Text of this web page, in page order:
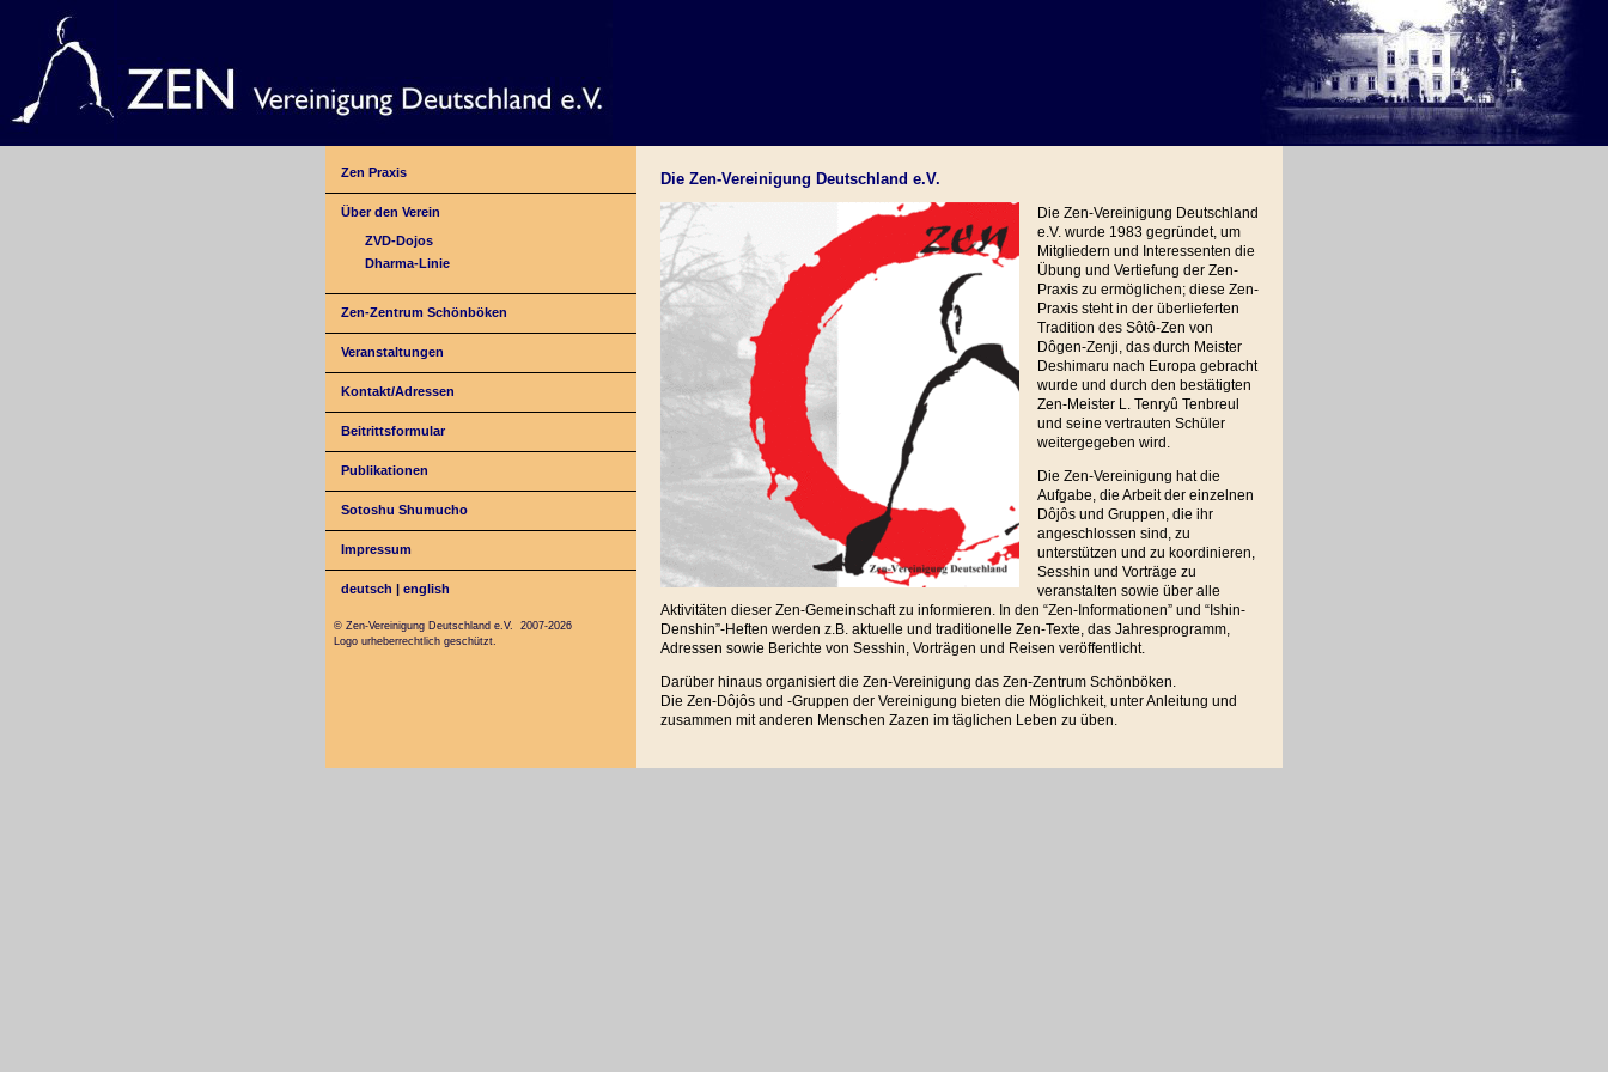
Zen Praxis
Über den Verein
ZVD-Dojos
Dharma-Linie
Zen-Zentrum Schönböken
Veranstaltungen
Kontakt/Adressen
Beitrittsformular
Publikationen
Sotoshu Shumucho
Impressum
deutsch |english
Die Zen-Vereinigung Deutschland e.V.
Die Zen-Vereinigung Deutschland
e.V. wurde 1983 gegründet, um
Mitgliedern und Interessenten die
Übung und Vertiefung der Zen-
Praxis zu ermöglichen; diese Zen-
Praxis steht in der überlieferten
Tradition des Sôtô-Zen von
Dôgen-Zenji, das durch Meister
Deshimaru nach Europa gebracht
wurde und durch den bestätigten
Zen-Meister L. Tenryû Tenbreul
und seine vertrauten Schüler
weitergegeben wird.
Die Zen-Vereinigung hat die
Aufgabe, die Arbeit der einzelnen
Dôjôs und Gruppen, die ihr
angeschlossen sind, zu
unterstützen und zu koordinieren,
Sesshin und Vorträge zu
veranstalten sowie über alle
Aktivitäten dieser Zen-Gemeinschaft zu informieren. In den “Zen-Informationen” und “Ishin-
Denshin”-Heften werden z.B. aktuelle und traditionelle Zen-Texte, das Jahresprogramm,
Adressen sowie Berichte von Sesshin, Vorträgen und Reisen veröffentlicht.
Darüber hinaus organisiert die Zen-Vereinigung das Zen-Zentrum Schönböken.
Die Zen-Dôjôs und -Gruppen der Vereinigung bieten die Möglichkeit, unter Anleitung und
zusammen mit anderen Menschen Zazen im täglichen Leben zu üben.
© Zen-Vereinigung Deutschland e.V. 2007-2026
Logo urheberrechtlich geschützt.